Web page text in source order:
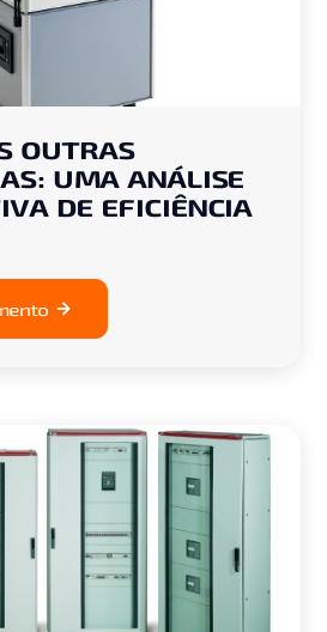
OUTRAS
UMA ANÁLISE
DE EFICIÊNCIA